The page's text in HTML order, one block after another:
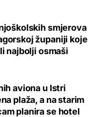
smjerova
županiji koje
najbolji osmaši
aviona u Istri
plaža, a na starim
planira se hotel